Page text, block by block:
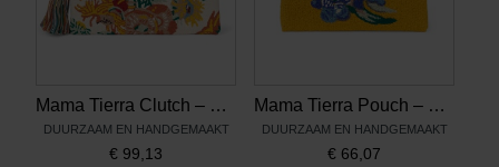
Mama Tierra Clutch – Van Gogh Zonnebloemen
DUURZAAM EN HANDGEMAAKT
€ 99,13
Mama Tierra Pouch – Van Gogh Irissen
DUURZAAM EN HANDGEMAAKT
€ 66,07